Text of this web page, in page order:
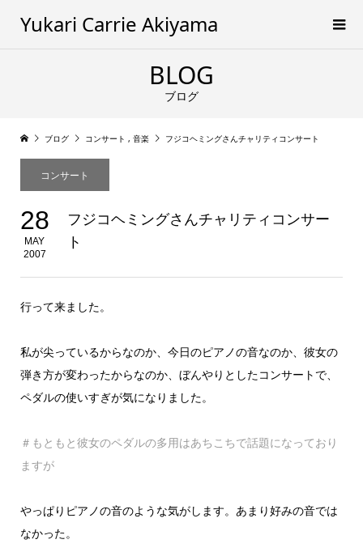
Yukari Carrie Akiyama
BLOG
ブログ
ブログ コンサート , 音楽 フジコヘミングさんチャリティコンサート
コンサート
28
MAY
2007
フジコヘミングさんチャリティコンサー
ト
行って来ました。
私が尖っているからなのか、今日のピアノの音なのか、彼女の
弾き方が変わったからなのか、ぼんやりとしたコンサートで、
ペダルの使いすぎが気になりました。
＃もともと彼女のペダルの多用はあちこちで話題になっており
ますが
やっぱりピアノの音のような気がします。あまり好みの音では
なかった。